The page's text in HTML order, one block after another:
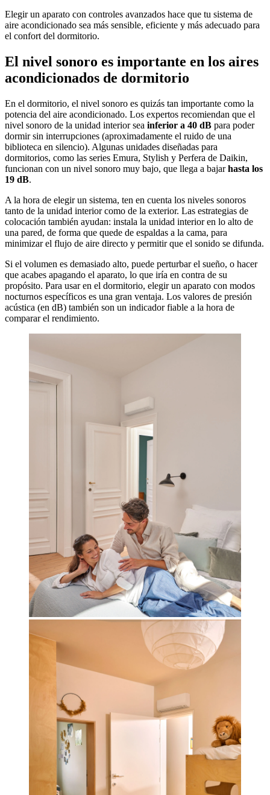
Elegir un aparato con controles avanzados hace que tu sistema de
aire acondicionado sea más sensible, eficiente y más adecuado para
el confort del dormitorio.
El nivel sonoro es importante en los aires
acondicionados de dormitorio
En el dormitorio, el nivel sonoro es quizás tan importante como la
potencia del aire acondicionado. Los expertos recomiendan que el
nivel sonoro de la unidad interior sea inferior a 40 dB para poder
dormir sin interrupciones (aproximadamente el ruido de una
biblioteca en silencio). Algunas unidades diseñadas para
dormitorios, como las series Emura, Stylish y Perfera de Daikin,
funcionan con un nivel sonoro muy bajo, que llega a bajarhasta los
19 dB.
A la hora de elegir un sistema, ten en cuenta los niveles sonoros
tanto de la unidad interior como de la exterior. Las estrategias de
colocación también ayudan: instala la unidad interior en lo alto de
una pared, de forma que quede de espaldas a la cama, para
minimizar el flujo de aire directo y permitir que el sonido se difunda.
Si el volumen es demasiado alto, puede perturbar el sueño, o hacer
que acabes apagando el aparato, lo que iría en contra de su
propósito. Para usar en el dormitorio, elegir un aparato con modos
nocturnos específicos es una gran ventaja. Los valores de presión
acústica (en dB) también son un indicador fiable a la hora de
comparar el rendimiento.